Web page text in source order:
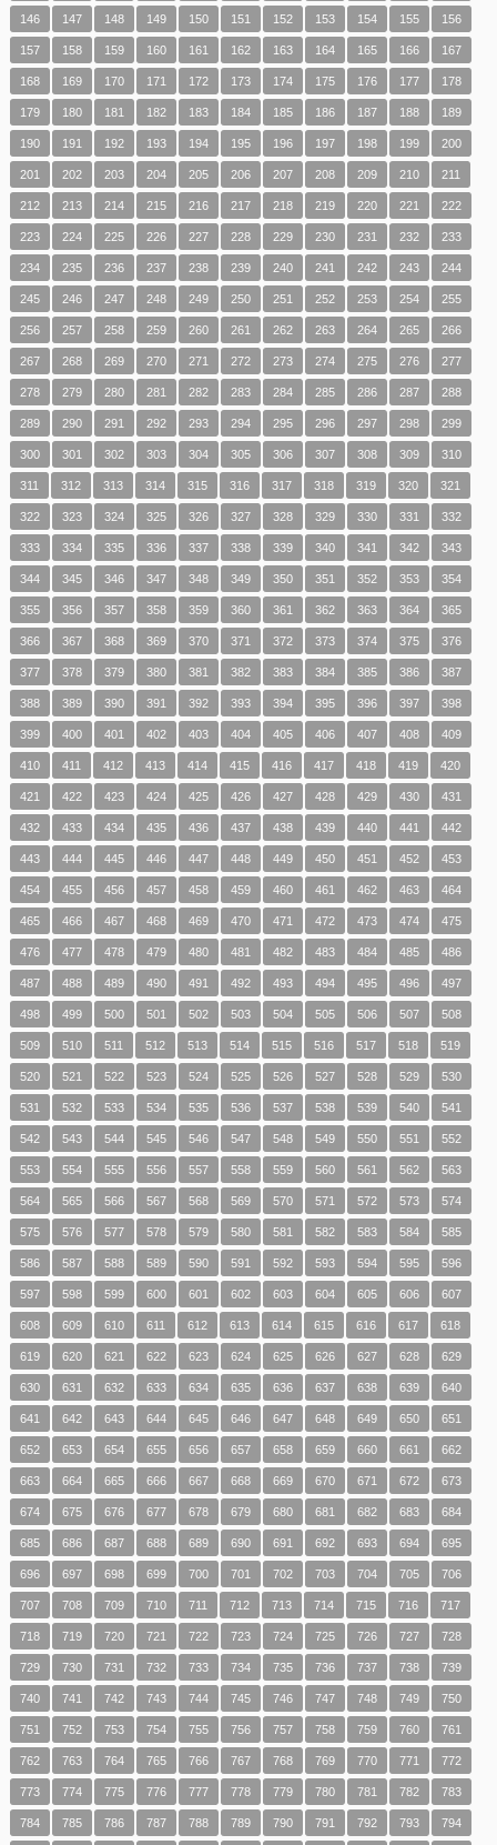
146 147 148 149 150 151 152 153 154 155 156
157 158 159 160 161 162 163 164 165 166 167
168 169 170 171 172 173 174 175 176 177 178
179 180 181 182 183 184 185 186 187 188 189
190 191 192 193 194 195 196 197 198 199 200
201 202 203 204 205 206 207 208 209 210 211
212 213 214 215 216 217 218 219 220 221 222
223 224 225 226 227 228 229 230 231 232 233
234 235 236 237 238 239 240 241 242 243 244
245 246 247 248 249 250 251 252 253 254 255
256 257 258 259 260 261 262 263 264 265 266
267 268 269 270 271 272 273 274 275 276 277
278 279 280 281 282 283 284 285 286 287 288
289 290 291 292 293 294 295 296 297 298 299
300 301 302 303 304 305 306 307 308 309 310
311 312 313 314 315 316 317 318 319 320 321
322 323 324 325 326 327 328 329 330 331 332
333 334 335 336 337 338 339 340 341 342 343
344 345 346 347 348 349 350 351 352 353 354
355 356 357 358 359 360 361 362 363 364 365
366 367 368 369 370 371 372 373 374 375 376
377 378 379 380 381 382 383 384 385 386 387
388 389 390 391 392 393 394 395 396 397 398
399 400 401 402 403 404 405 406 407 408 409
410 411 412 413 414 415 416 417 418 419 420
421 422 423 424 425 426 427 428 429 430 431
432 433 434 435 436 437 438 439 440 441 442
443 444 445 446 447 448 449 450 451 452 453
454 455 456 457 458 459 460 461 462 463 464
465 466 467 468 469 470 471 472 473 474 475
476 477 478 479 480 481 482 483 484 485 486
487 488 489 490 491 492 493 494 495 496 497
498 499 500 501 502 503 504 505 506 507 508
509 510 511 512 513 514 515 516 517 518 519
520 521 522 523 524 525 526 527 528 529 530
531 532 533 534 535 536 537 538 539 540 541
542 543 544 545 546 547 548 549 550 551 552
553 554 555 556 557 558 559 560 561 562 563
564 565 566 567 568 569 570 571 572 573 574
575 576 577 578 579 580 581 582 583 584 585
586 587 588 589 590 591 592 593 594 595 596
597 598 599 600 601 602 603 604 605 606 607
608 609 610 611 612 613 614 615 616 617 618
619 620 621 622 623 624 625 626 627 628 629
630 631 632 633 634 635 636 637 638 639 640
641 642 643 644 645 646 647 648 649 650 651
652 653 654 655 656 657 658 659 660 661 662
663 664 665 666 667 668 669 670 671 672 673
674 675 676 677 678 679 680 681 682 683 684
685 686 687 688 689 690 691 692 693 694 695
696 697 698 699 700 701 702 703 704 705 706
707 708 709 710 711 712 713 714 715 716 717
718 719 720 721 722 723 724 725 726 727 728
729 730 731 732 733 734 735 736 737 738 739
740 741 742 743 744 745 746 747 748 749 750
751 752 753 754 755 756 757 758 759 760 761
762 763 764 765 766 767 768 769 770 771 772
773 774 775 776 777 778 779 780 781 782 783
784 785 786 787 788 789 790 791 792 793 794